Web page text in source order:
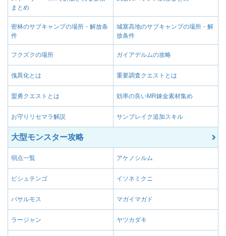
まとめ
密林のサブキャンプの場所・解放条
件
城塞高地のサブキャンプの場所・解
放条件
フクズクの場所 ガイアデルムの攻略
傀異化とは 重要調査クエストとは
盟勇クエストとは 効率の良いMR錬金素材集め
お守りリセマラ解説 サンブレイク追加スキル
大型モンスター攻略
弱点一覧 アケノシルム
ビシュテンゴ イソネミクニ
バサルモス マガイマガド
ラージャン ヤツカダキ